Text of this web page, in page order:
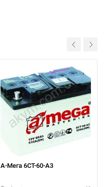
А-Мега 6СТ-60-А3